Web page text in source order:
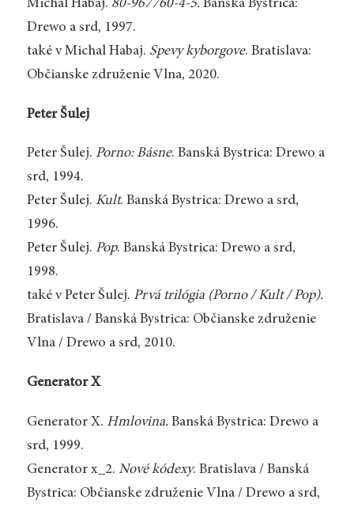
Michal Habaj. 80-967760-4-5.Banská Bystrica:
Drewo a srd, 1997.
také v Michal Habaj. Spevy kyborgove. Bratislava:
Občianske združenie Vlna, 2020.
Peter Šulej
Peter Šulej. Porno: Básne. Banská Bystrica: Drewo a
srd, 1994.
Peter Šulej. Kult. Banská Bystrica: Drewo a srd,
1996.
Peter Šulej. Pop. Banská Bystrica: Drewo a srd,
1998.
také v Peter Šulej. Prvá trilógia (Porno / Kult / Pop).
Bratislava / Banská Bystrica: Občianske združenie
Vlna / Drewo a srd, 2010.
Generator X
Generator X. Hmlovina.Banská Bystrica: Drewo a
srd, 1999.
Generator x_2. Nové kódexy. Bratislava / Banská
Bystrica: Občianske združenie Vlna / Drewo a srd,